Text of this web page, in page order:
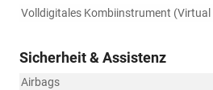
Volldigitales Kombiinstrument (Virtual
Sicherheit & Assistenz
Airbags